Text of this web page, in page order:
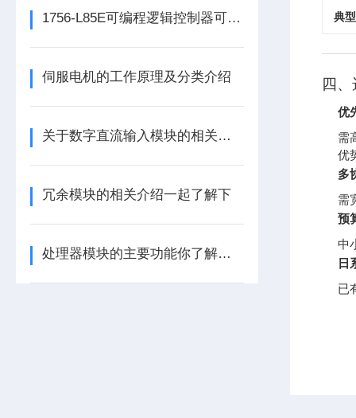
1756-L85E可编程逻辑控制器可满足多行业自动化精准控制需求
伺服电机的工作原理及分类介绍
关于数字直流输入模块的相关介绍
冗余模块的相关介绍一起了解下
处理器模块的主要功能你了解多少呢
典
四
优
需
优
多
需
预
中
日
已